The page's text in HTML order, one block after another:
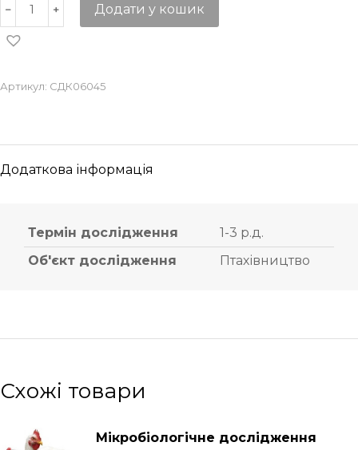
Додати у кошик
Артикул: СДК06045
Додаткова інформація
Термін дослідження
1-3 р.д.
Об'єкт дослідження
Птахівництво
Схожі товари
Мікробіологічне дослідження